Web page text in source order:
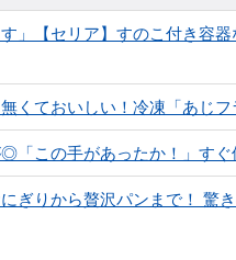
」【セリア】すのこ付き容
くておいしい！冷凍「あじ
「この手があったか！」すぐ
ぎりから贅沢パンまで！ 驚